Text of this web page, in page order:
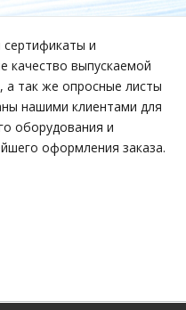
и
качество выпускаемой
а так же опросные листы
нашими клиентами для
оборудования и
оформления заказа.